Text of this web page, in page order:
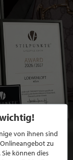
GRATIS
von ihnen sind
zu
können dies